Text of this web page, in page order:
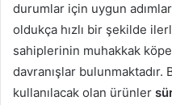
durumlar için uygun
oldukça hızlı bir şekilde
sahiplerinin muhakkak
davranışlar bulunmaktadır.
kullanılacak olan ürünler